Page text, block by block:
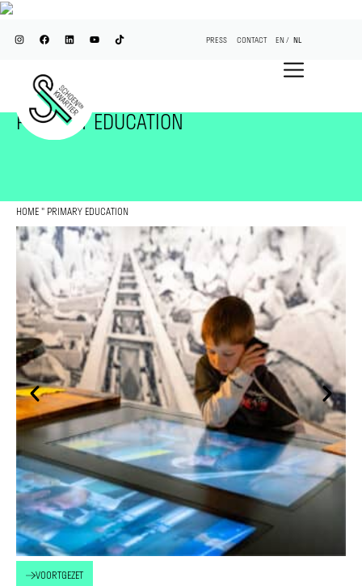
PRESS CONTACT EN NL
PRIMARY EDUCATION
HOME " PRIMARY EDUCATION
VOORTGEZET